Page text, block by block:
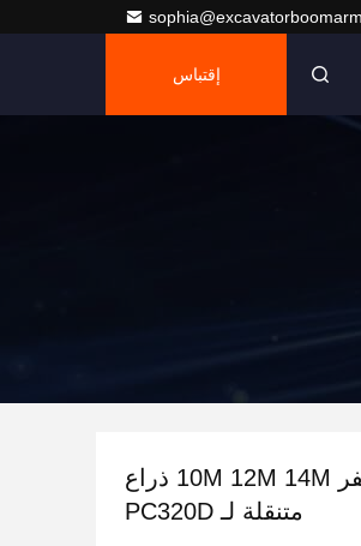
إقتباس
ذراع تلسكوبية محترفة للحفر 10M 12M 14M ذراع
متنقلة لـ PC320D